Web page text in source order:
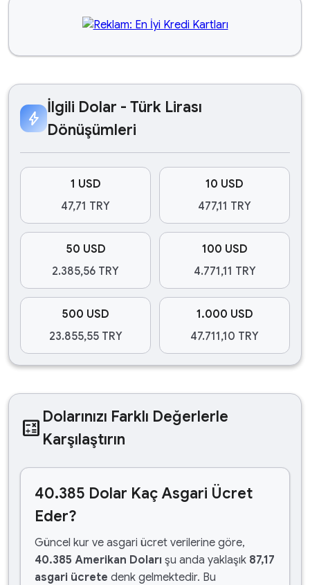
bolt
İlgili Dolar - Türk Lirası
Dönüşümleri
1 USD
47,71 TRY
10 USD
477,11 TRY
50 USD
2.385,56 TRY
100 USD
4.771,11 TRY
500 USD
23.855,55 TRY
1.000 USD
47.711,10 TRY
calculate Dolarınızı Farklı Değerlerle
Karşılaştırın
40.385 Dolar Kaç Asgari Ücret
Eder?
Güncel kur ve asgari ücret verilerine göre,
40.385 Amerikan Doları şu anda yaklaşık 87,17
asgari ücrete denk gelmektedir. Bu